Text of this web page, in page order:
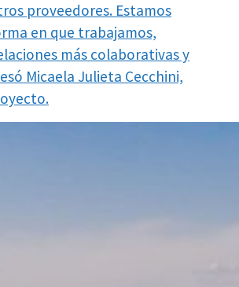
proveedores. Estamos
en que trabajamos,
más colaborativas y
Micaela Julieta Cecchini,